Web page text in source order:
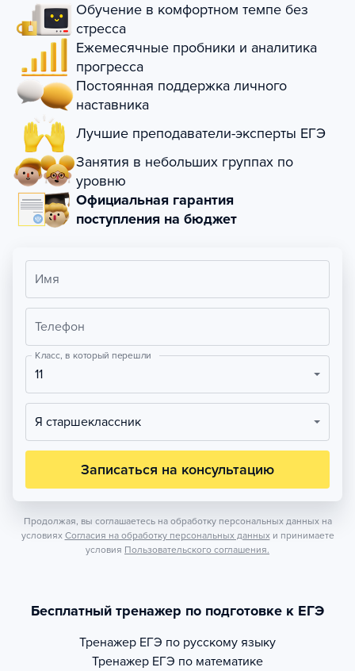
Обучение в комфортном темпе без
стресса
Ежемесячные пробники и аналитика
прогресса
Постоянная поддержка личного
наставника
Лучшие преподаватели-эксперты ЕГЭ
Занятия в небольших группах по
уровню
Официальная гарантия
поступления на бюджет
Имя
Телефон
Класс, в который перешли
11
Я старшеклассник
Записаться на консультацию
Продолжая, вы соглашаетесь на обработку персональных данных на
условиях Согласия на обработку персональных данных и принимаете
условия Пользовательского соглашения.
Бесплатный тренажер по подготовке к ЕГЭ
Тренажер ЕГЭ по русскому языку
Тренажер ЕГЭ по математике